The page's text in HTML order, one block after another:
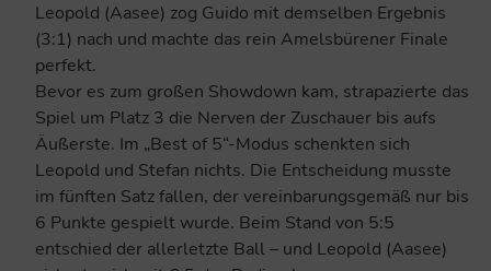
Leopold (Aasee) zog Guido mit demselben Ergebnis
(3:1) nach und machte das rein Amelsbürener Finale
perfekt.
Bevor es zum großen Showdown kam, strapazierte das
Spiel um Platz 3 die Nerven der Zuschauer bis aufs
Äußerste. Im „Best of 5“-Modus schenkten sich
Leopold und Stefan nichts. Die Entscheidung musste
im fünften Satz fallen, der vereinbarungsgemäß nur bis
6 Punkte gespielt wurde. Beim Stand von 5:5
entschied der allerletzte Ball – und Leopold (Aasee)